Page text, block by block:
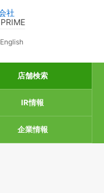
English
店舗検索
IR情報
企業情報